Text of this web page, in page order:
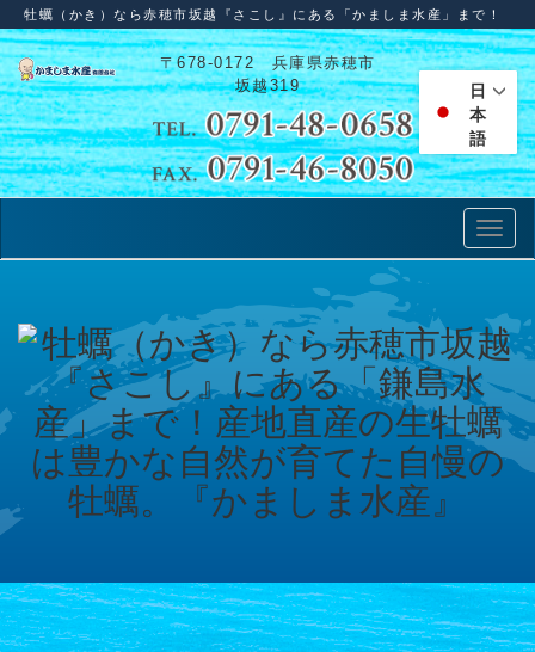
牡蠣（かき）なら赤穂市坂越『さこし』にある「かましま水産」まで！
〒678-0172 兵庫県赤穂市
坂越319
日
本
語